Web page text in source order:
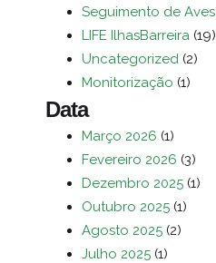
Seguimento de Aves
LIFE IlhasBarreira (19)
Uncategorized (2)
Monitorização (1)
Data
Março 2026 (1)
Fevereiro 2026 (3)
Dezembro 2025 (1)
Outubro 2025 (1)
Agosto 2025 (2)
Julho 2025 (1)